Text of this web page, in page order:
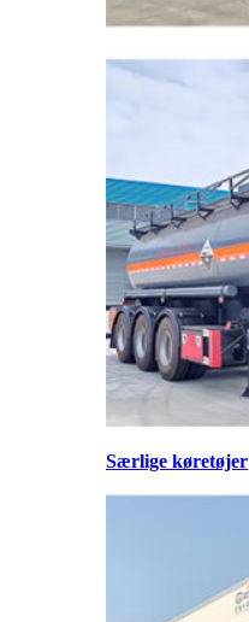
Særlige køretøjer